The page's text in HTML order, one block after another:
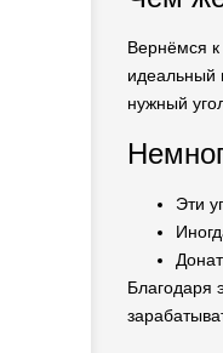
Вернёмся к
идеальный
нужный
Эти
Благодаря